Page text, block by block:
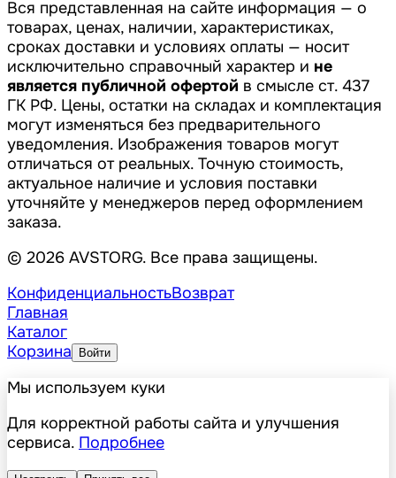
Вся представленная на сайте информация — о
товарах, ценах, наличии, характеристиках,
сроках доставки и условиях оплаты — носит
исключительно справочный характер и не
является публичной офертой в смысле ст. 437
ГК РФ. Цены, остатки на складах и комплектация
могут изменяться без предварительного
уведомления. Изображения товаров могут
отличаться от реальных. Точную стоимость,
актуальное наличие и условия поставки
уточняйте у менеджеров перед оформлением
заказа.
© 2026 AVSTORG. Все права защищены.
КонфиденциальностьВозврат
Главная
Каталог
Корзина
Войти
Мы используем куки
Для корректной работы сайта и улучшения
сервиса. Подробнее